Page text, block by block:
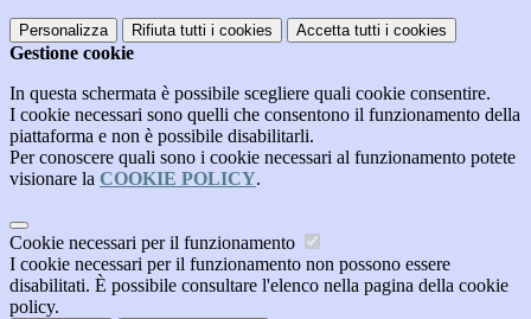
Personalizza Rifiuta tutti i cookies Accetta tutti i cookies
Gestione cookie
In questa schermata è possibile scegliere quali cookie consentire.
I cookie necessari sono quelli che consentono il funzionamento della
piattaforma e non è possibile disabilitarli.
Per conoscere quali sono i cookie necessari al funzionamento potete
visionare la COOKIE POLICY.
Cookie necessari per il funzionamento
I cookie necessari per il funzionamento non possono essere
disabilitati. È possibile consultare l'elenco nella pagina della cookie
policy.